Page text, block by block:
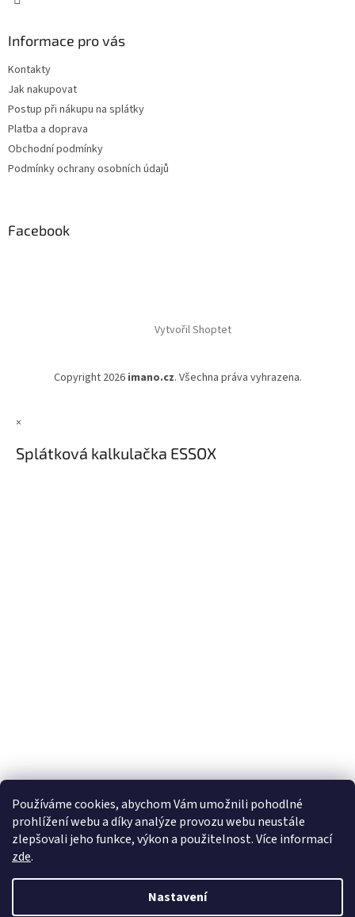
Používáme cookies, abychom Vám umožnili pohodlné
prohlížení webu a díky analýze provozu webu neustále
zlepšovali jeho funkce, výkon a použitelnost. Více informací
zde.
Nastavení
Informace pro vás
Kontakty
Jak nakupovat
Postup při nákupu na splátky
Platba a doprava
Obchodní podmínky
Podmínky ochrany osobních údajů
Facebook
Vytvořil Shoptet
Copyright 2026 imano.cz. Všechna práva vyhrazena.
×
Splátková kalkulačka ESSOX